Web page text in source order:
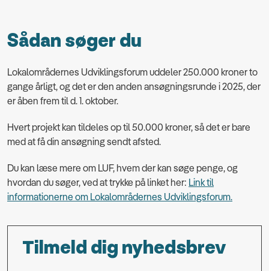
Sådan søger du
Lokalområdernes Udviklingsforum uddeler 250.000 kroner to
gange årligt, og det er den anden ansøgningsrunde i 2025, der
er åben frem til d. 1. oktober.
Hvert projekt kan tildeles op til 50.000 kroner, så det er bare
med at få din ansøgning sendt afsted.
Du kan læse mere om LUF, hvem der kan søge penge, og
hvordan du søger, ved at trykke på linket her: Link til
informationerne om Lokalområdernes Udviklingsforum.
Tilmeld dig nyhedsbrev